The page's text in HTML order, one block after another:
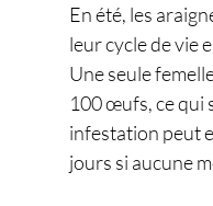
En été, les
leur cycle de vie
Une seule
100 œufs, ce qui
infestation peut
jours si aucune